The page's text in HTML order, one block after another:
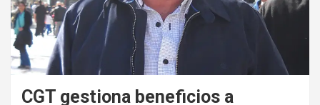
CGT gestiona beneficios a